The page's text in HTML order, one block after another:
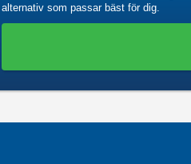
alternativ som passar bäst för dig.